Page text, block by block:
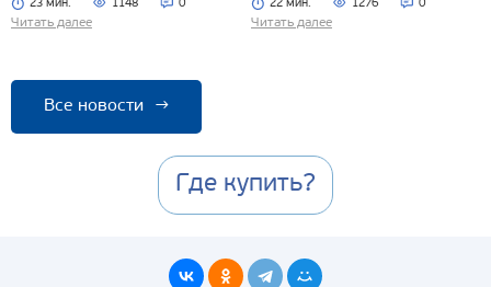
23 мин. 1148 0
Читать далее
22 мин. 1276 0
Читать далее
Все новости →
Где купить?